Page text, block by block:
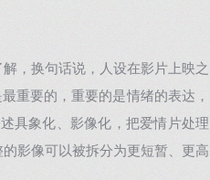
，换句话说，人设在影片上映之
重要的，重要的是情绪的表达，
具象化、影像化，把爱情片处理
影像可以被拆分为更短暂、更高